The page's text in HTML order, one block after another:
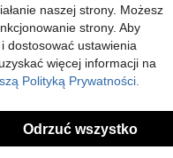
naszej strony. Możesz
strony. Aby
dostosować ustawienia
więcej informacji na
Polityką Prywatności.
Odrzuć wszystko